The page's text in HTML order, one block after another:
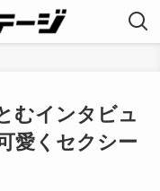
むインタビュ
愛くセクシー